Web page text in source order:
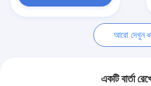
আরো দেখুন
একটি বার্তা